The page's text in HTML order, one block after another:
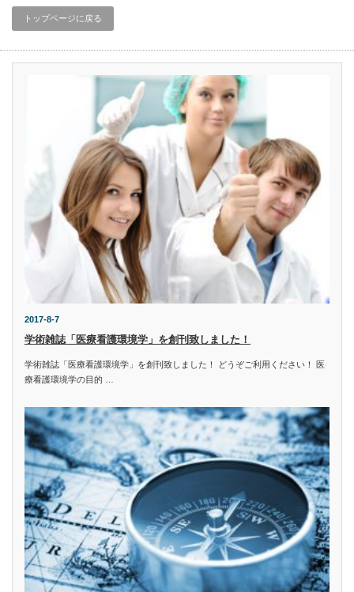
トップページに戻る
2017-8-7
学術雑誌「医療看護環境学」を創刊致しました！
学術雑誌「医療看護環境学」を創刊致しました！ どうぞご利用ください！ 医
療看護環境学の目的 …